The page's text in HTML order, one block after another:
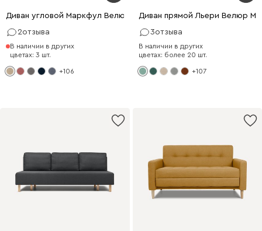
Диван угловой Маркфул Велюр Бежевый
2отзыва
В наличии в других
цветах: 3 шт.
+106
Диван прямой Льери Велюр
3отзыва
В наличии в других
цветах: более 20 шт.
+107